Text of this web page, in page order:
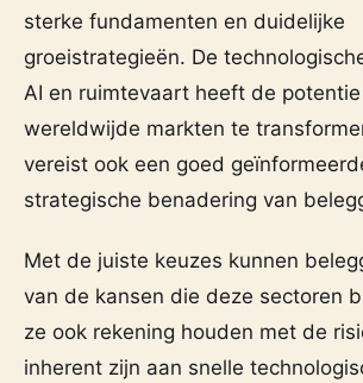
sterke fundamenten en duidelijke
groeistrategieën. De
AI en ruimtevaart heeft de
wereldwijde markten te
vereist ook een goed
strategische benadering van
Met de juiste keuzes kunnen
van de kansen die deze sectoren
ze ook rekening houden met de
inherent zijn aan snelle